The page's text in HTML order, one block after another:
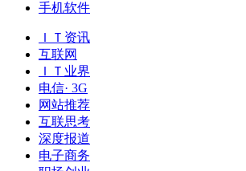
手机软件
ＩＴ资讯
互联网
ＩＴ业界
电信· 3G
网站推荐
互联思考
深度报道
电子商务